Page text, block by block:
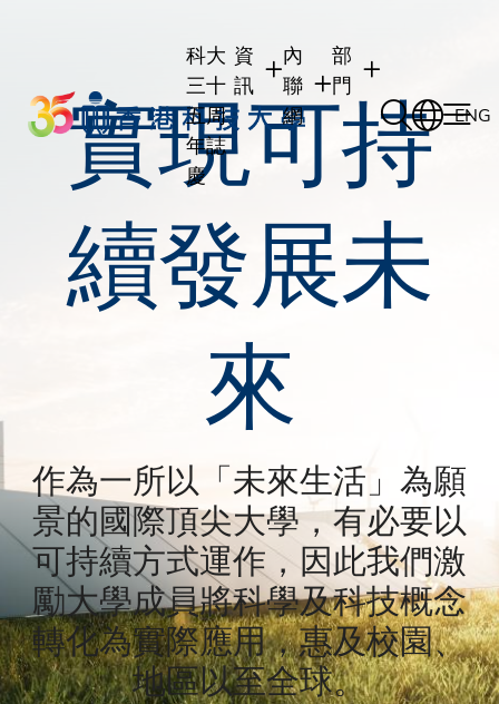
科大
三十
五周
年誌
慶
資
訊
職員
校友
公眾
內
聯
網
職員行政內聯網
校友內聯網
部
門
學術課程
行政部門
社交平台及應用程
ENG
實現可持
續發展未
來
作為一所以「未來生活」為願
景的國際頂尖大學，有必要以
可持續方式運作，因此我們激
勵大學成員將科學及科技概念
轉化為實際應用，惠及校園、
地區以至全球。